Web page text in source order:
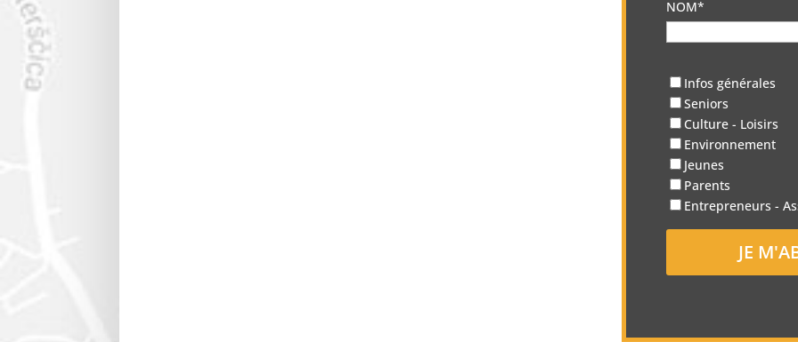
NOM*
Infos générales
Seniors
Culture - Loisirs
Environnement
Jeunes
Parents
Entrepreneurs -